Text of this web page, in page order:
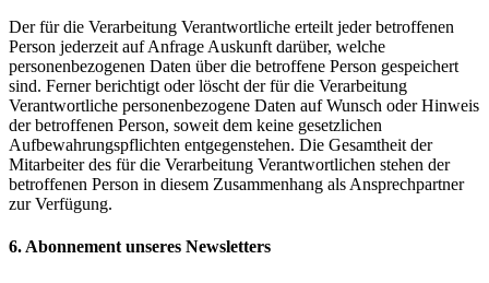
Der für die Verarbeitung Verantwortliche erteilt jeder betroffenen
Person jederzeit auf Anfrage Auskunft darüber, welche
personenbezogenen Daten über die betroffene Person gespeichert
sind. Ferner berichtigt oder löscht der für die Verarbeitung
Verantwortliche personenbezogene Daten auf Wunsch oder Hinweis
der betroffenen Person, soweit dem keine gesetzlichen
Aufbewahrungspflichten entgegenstehen. Die Gesamtheit der
Mitarbeiter des für die Verarbeitung Verantwortlichen stehen der
betroffenen Person in diesem Zusammenhang als Ansprechpartner
zur Verfügung.
6. Abonnement unseres Newsletters